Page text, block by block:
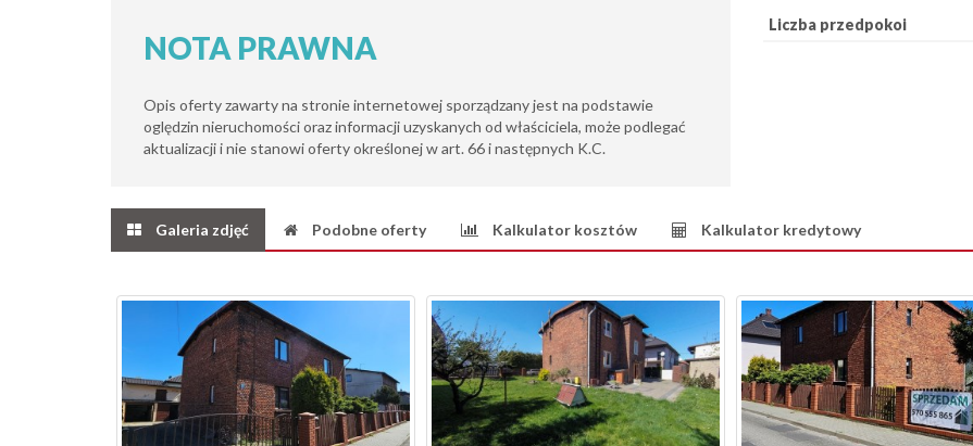
NOTA PRAWNA
Opis oferty zawarty na stronie internetowej sporządzany jest na podstawie
oględzin nieruchomości oraz informacji uzyskanych od właściciela, może podlegać
aktualizacji i nie stanowi oferty określonej w art. 66 i następnych K.C.
Liczba przedpokoi
Galeria zdjęć Podobne oferty Kalkulator kosztów Kalkulator kredytowy